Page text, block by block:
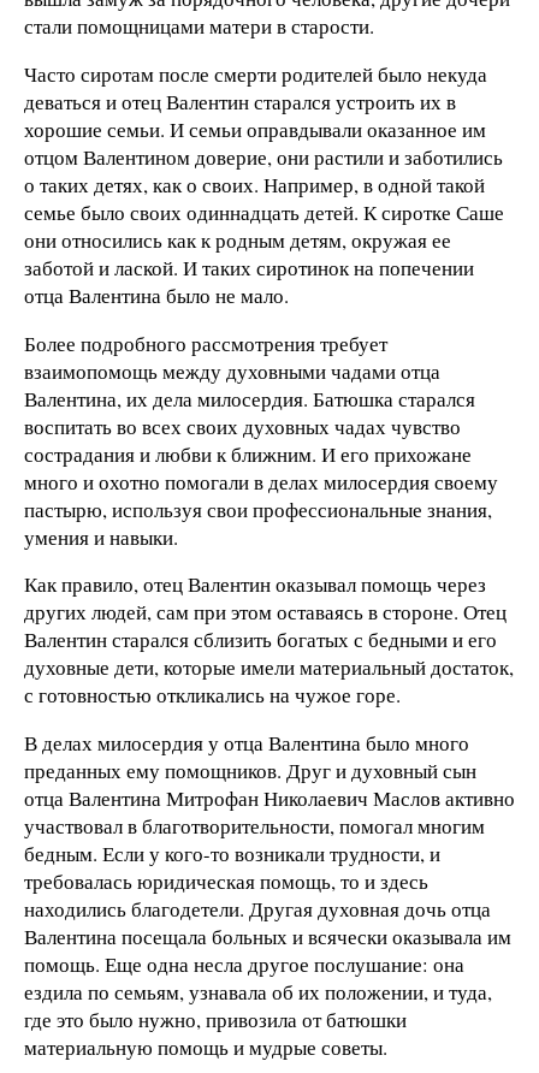
стали помощницами матери в старости.
Часто сиротам после смерти родителей было некуда
деваться и отец Валентин старался устроить их в
хорошие семьи. И семьи оправдывали оказанное им
отцом Валентином доверие, они растили и заботились
о таких детях, как о своих. Например, в одной такой
семье было своих одиннадцать детей. К сиротке Саше
они относились как к родным детям, окружая ее
заботой и лаской. И таких сиротинок на попечении
отца Валентина было не мало.
Более подробного рассмотрения требует
взаимопомощь между духовными чадами отца
Валентина, их дела милосердия. Батюшка старался
воспитать во всех своих духовных чадах чувство
сострадания и любви к ближним. И его прихожане
много и охотно помогали в делах милосердия своему
пастырю, используя свои профессиональные знания,
умения и навыки.
Как правило, отец Валентин оказывал помощь через
других людей, сам при этом оставаясь в стороне. Отец
Валентин старался сблизить богатых с бедными и его
духовные дети, которые имели материальный достаток,
с готовностью откликались на чужое горе.
В делах милосердия у отца Валентина было много
преданных ему помощников. Друг и духовный сын
отца Валентина Митрофан Николаевич Маслов активно
участвовал в благотворительности, помогал многим
бедным. Если у кого-то возникали трудности, и
требовалась юридическая помощь, то и здесь
находились благодетели. Другая духовная дочь отца
Валентина посещала больных и всячески оказывала им
помощь. Еще одна несла другое послушание: она
ездила по семьям, узнавала об их положении, и туда,
где это было нужно, привозила от батюшки
материальную помощь и мудрые советы.